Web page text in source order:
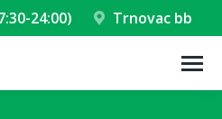
24:00) Trnovac bb